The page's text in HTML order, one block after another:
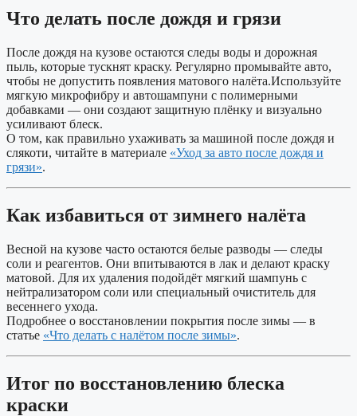
Что делать после дождя и грязи
После дождя на кузове остаются следы воды и дорожная
пыль, которые тускнят краску. Регулярно промывайте авто,
чтобы не допустить появления матового налёта.Используйте
мягкую микрофибру и автошампуни с полимерными
добавками — они создают защитную плёнку и визуально
усиливают блеск.
О том, как правильно ухаживать за машиной после дождя и
слякоти, читайте в материале «Уход за авто после дождя и
грязи».
Как избавиться от зимнего налёта
Весной на кузове часто остаются белые разводы — следы
соли и реагентов. Они впитываются в лак и делают краску
матовой. Для их удаления подойдёт мягкий шампунь с
нейтрализатором соли или специальный очиститель для
весеннего ухода.
Подробнее о восстановлении покрытия после зимы — в
статье «Что делать с налётом после зимы».
Итог по восстановлению блеска
краски